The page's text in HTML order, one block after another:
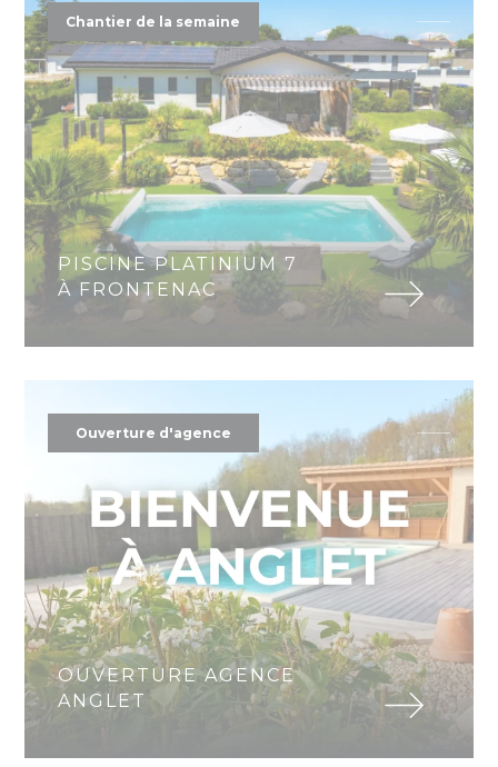
Chantier de la semaine
PISCINE PLATINIUM 7
À FRONTENAC
Ouverture d'agence
OUVERTURE AGENCE
ANGLET